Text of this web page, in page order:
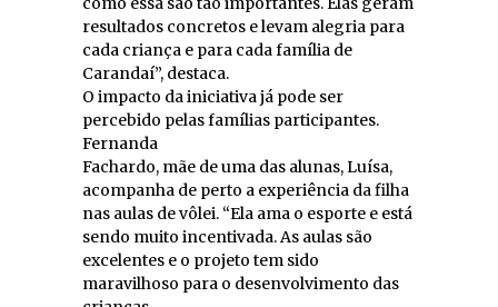
resultados concretos e levam alegria para
cada criança e para cada família de
Carandaí”, destaca.
O impacto da iniciativa já pode ser
percebido pelas famílias participantes.
Fernanda
Fachardo, mãe de uma das alunas, Luísa,
acompanha de perto a experiência da filha
nas aulas de vôlei. “Ela ama o esporte e está
sendo muito incentivada. As aulas são
excelentes e o projeto tem sido
maravilhoso para o desenvolvimento das